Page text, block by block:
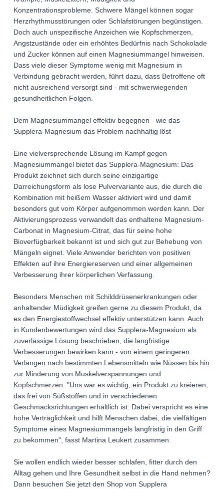
Konzentrationsprobleme. Schwere Mängel können sogar
Herzrhythmusstörungen oder Schlafstörungen begünstigen.
Doch auch unspezifische Anzeichen wie Kopfschmerzen,
Angstzustände oder ein erhöhtes Bedürfnis nach Schokolade
und Zucker können auf einen Magnesiummangel hinweisen.
Dass viele dieser Symptome wenig mit Magnesium in
Verbindung gebracht werden, führt dazu, dass Betroffene oft
nicht ausreichend versorgt sind - mit schwerwiegenden
gesundheitlichen Folgen.
Dem Magnesiummangel effektiv begegnen - wie das
Supplera-Magnesium das Problem nachhaltig löst
Eine vielversprechende Lösung im Kampf gegen
Magnesiummangel bietet das Supplera-Magnesium: Das
Produkt zeichnet sich durch seine einzigartige
Darreichungsform als lose Pulvervariante aus, die durch die
Kombination mit heißem Wasser aktiviert wird und damit
besonders gut vom Körper aufgenommen werden kann. Der
Aktivierungsprozess verwandelt das enthaltene Magnesium-
Carbonat in Magnesium-Citrat, das für seine hohe
Bioverfügbarkeit bekannt ist und sich gut zur Behebung von
Mängeln eignet. Viele Anwender berichten von positiven
Effekten auf ihre Energiereserven und einer allgemeinen
Verbesserung ihrer körperlichen Verfassung.
Besonders Menschen mit Schilddrüsenerkrankungen oder
anhaltender Müdigkeit greifen gerne zu diesem Produkt, da
es den Energiestoffwechsel effektiv unterstützen kann. Auch
in Kundenbewertungen wird das Supplera-Magnesium als
zuverlässige Lösung beschrieben, die langfristige
Verbesserungen bewirken kann - von einem geringeren
Verlangen nach bestimmten Lebensmitteln wie Nüssen bis hin
zur Minderung von Muskelverspannungen und
Kopfschmerzen. "Uns war es wichtig, ein Produkt zu kreieren,
das frei von Süßstoffen und in verschiedenen
Geschmacksrichtungen erhältlich ist: Dabei verspricht es eine
hohe Verträglichkeit und hilft Menschen dabei, die vielfältigen
Symptome eines Magnesiummangels langfristig in den Griff
zu bekommen", fasst Martina Leukert zusammen.
Sie wollen endlich wieder besser schlafen, fitter durch den
Alltag gehen und Ihre Gesundheit selbst in die Hand nehmen?
Dann besuchen Sie jetzt den Shop von Supplera